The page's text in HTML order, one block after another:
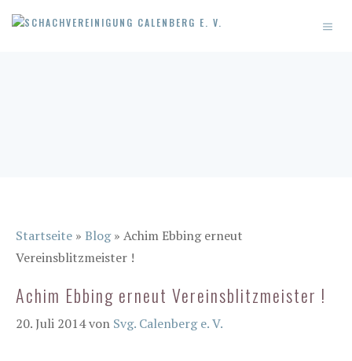
Zum
Inhalt
MENÜ
Startseite » Blog» Achim Ebbing erneut
Vereinsblitzmeister !
Achim Ebbing erneut Vereinsblitzmeister !
20. Juli 2014von Svg. Calenberg e. V.